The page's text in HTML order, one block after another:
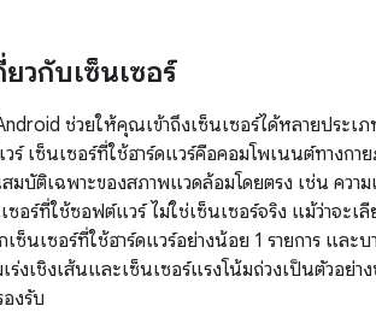
วกับเซ็นเซอร์
ช่วยให้คุณเข้าถึงเซ็นเซอร์ได้หลายประ
เซ็นเซอร์ที่ใช้ฮาร์ดแวร์คือคอมโพเนนต์ทางก
บัติเฉพาะของสภาพแวดล้อมโดยตรง เช่น ความ
อร์ที่ใช้ซอฟต์แวร์ ไม่ใช่เซ็นเซอร์จริง แม้ว่าจะเ
ซ็นเซอร์ที่ใช้ฮาร์ดแวร์อย่างน้อย 1 รายการ และบ
เร่งเชิงเส้นและเซ็นเซอร์แรงโน้มถ่วงเป็นตัวอย่
งรับ